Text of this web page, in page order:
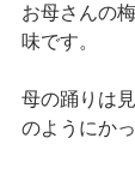
お母さんの
味です。
母の踊りは
のようにか